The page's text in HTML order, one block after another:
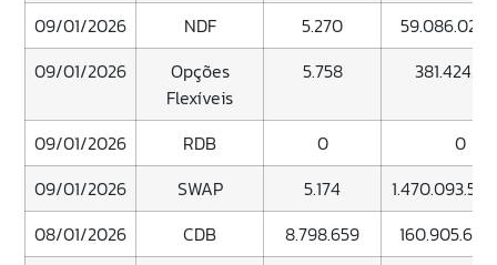
09/01/2026
NDF 5.270
09/01/2026
Opções
Flexíveis
5.758
09/01/2026 RDB 0
0
09/01/2026
SWAP 5.174
08/01/2026
CDB 8.798.659